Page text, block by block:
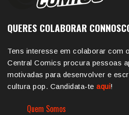
QUERES COLABORAR
Tens interesse em colaborar com
Central Comics procura pessoas
motivadas para desenvolver e
cultura pop. Candidata-te aqui!
Quem Somos